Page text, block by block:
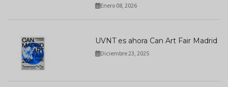
Enero 08, 2026
UVNT es ahora Can Art Fair Madrid
Diciembre 23, 2025